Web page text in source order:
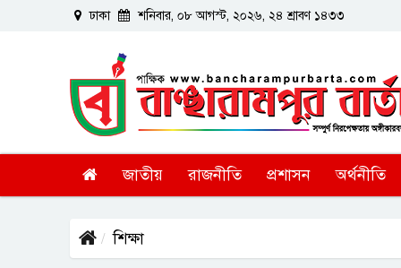
ঢাকা শনিবার, ০৮ আগস্ট, ২০২৬, ২৪ শ্রাবণ ১৪৩৩
জাতীয় রাজনীতি প্রশাসন অর্থনীতি
শিক্ষা